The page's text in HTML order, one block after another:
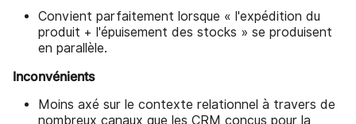
Convient parfaitement lorsque « l'expédition du
produit + l'épuisement des stocks » se produisent
en parallèle.
Inconvénients
Moins axé sur le contexte relationnel à travers de
nombreux canaux que les CRM conçus pour la